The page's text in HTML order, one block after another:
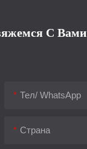
С Вами
Тел/ WhatsApp
Страна